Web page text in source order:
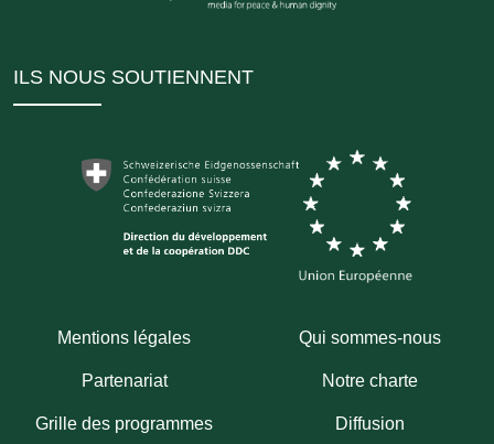
ILS NOUS SOUTIENNENT
Mentions légales Qui sommes-nous
Partenariat Notre charte
Grille des programmes Diffusion